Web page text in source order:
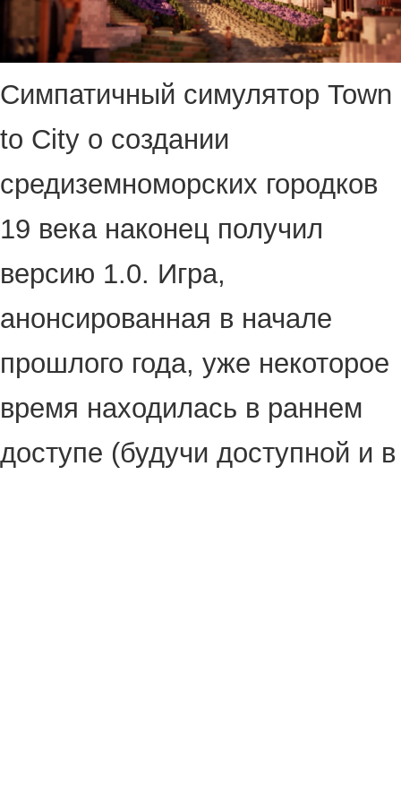
Симпатичный симулятор Town
to City о создании
средиземноморских городков
19 века наконец получил
версию 1.0. Игра,
анонсированная в начале
прошлого года, уже некоторое
время находилась в раннем
доступе (будучи доступной и в